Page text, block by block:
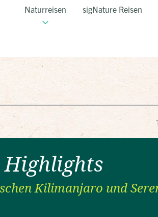
Naturreisen sigNature Reisen